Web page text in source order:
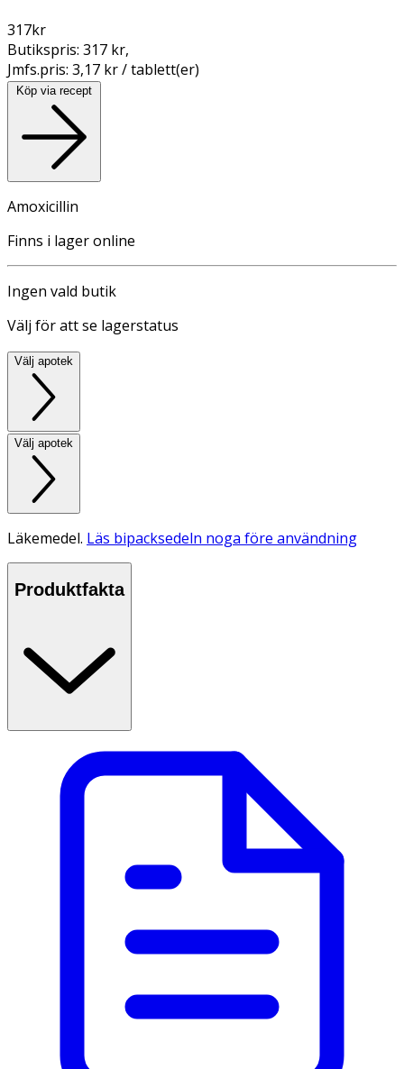
317kr
Butikspris: 317 kr,
Jmfs.pris: 3,17 kr / tablett(er)
Köp via recept
Amoxicillin
Finns i lager online
Ingen vald butik
Välj för att se lagerstatus
Välj apotek
Välj apotek
Läkemedel. Läs bipacksedeln noga före användning
Produktfakta